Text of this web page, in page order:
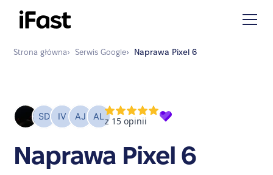
Strona główna› Serwis Google› Naprawa Pixel 6
Naprawa Pixel 6